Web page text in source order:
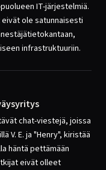
IT-järjestelmiä.
ole satunnaisesti
infrastruktuuriin.
chat-viestejä, joissa
V. E. ja "Henry", kiristää
häntä pettämään
eivät olleet